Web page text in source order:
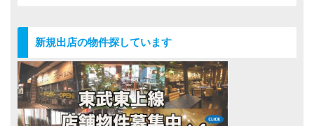
新規出店の物件探しています